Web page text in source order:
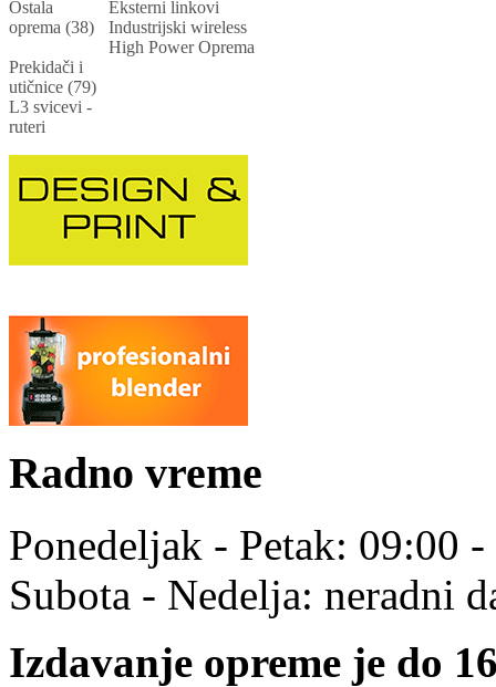
Ostala
oprema (38)
Eksterni linkovi
Industrijski wireless
High Power Oprema
Prekidači i
utičnice (79)
L3 svicevi -
ruteri
Radno vreme
Ponedeljak - Petak: 09:00
Subota - Nedelja: neradni
Izdavanje opreme je do